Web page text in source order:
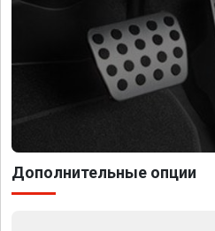
Дополнительные опции